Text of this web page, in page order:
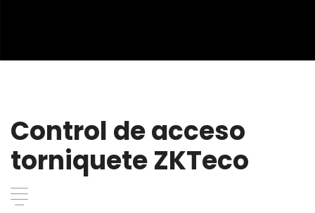
Control de acceso
torniquete ZKTeco